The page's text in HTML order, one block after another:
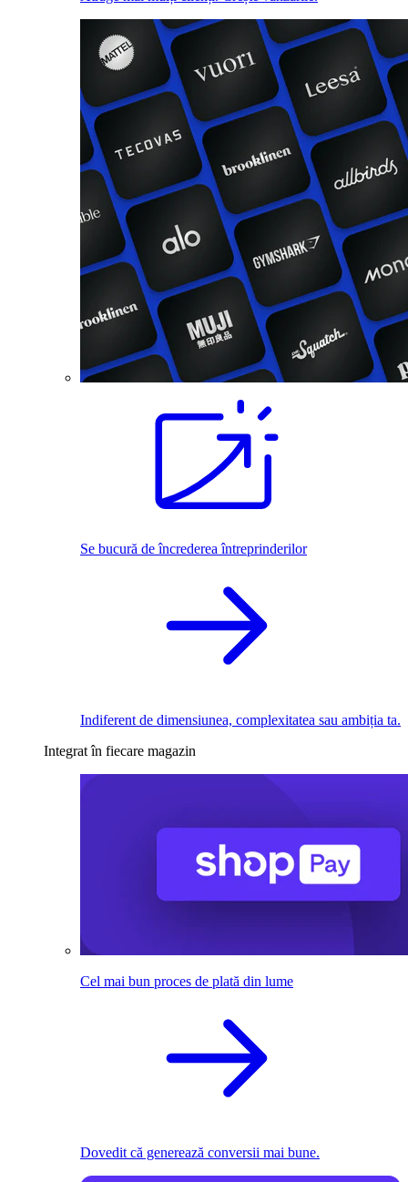
Se bucură de încrederea întreprinderilor
Indiferent de dimensiunea, complexitatea sau ambiția ta.
Integrat în fiecare magazin
Cel mai bun proces de plată din lume
Dovedit că generează conversii mai bune.